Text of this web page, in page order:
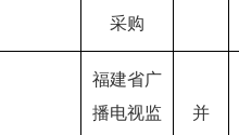
采购
福建省广
播电视监
并